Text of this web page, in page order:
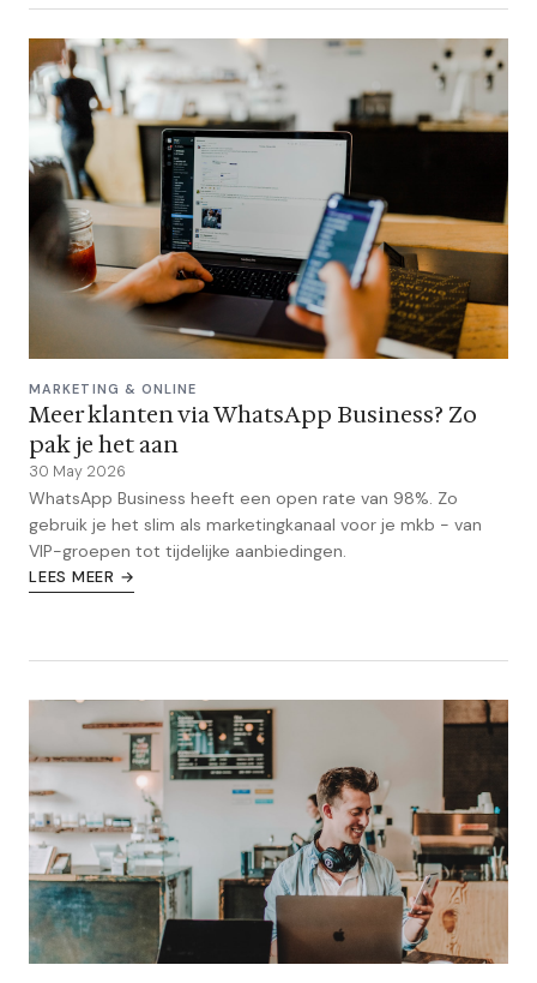
MARKETING & ONLINE
Meer klanten via WhatsApp Business? Zo
pak je het aan
30 May 2026
WhatsApp Business heeft een open rate van 98%. Zo
gebruik je het slim als marketingkanaal voor je mkb - van
VIP-groepen tot tijdelijke aanbiedingen.
LEES MEER →